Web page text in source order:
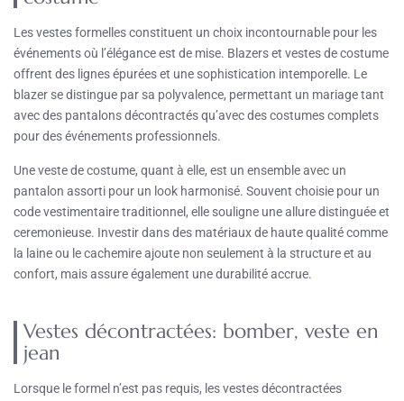
Les vestes formelles constituent un choix incontournable pour les
événements où l’élégance est de mise. Blazers et vestes de costume
offrent des lignes épurées et une sophistication intemporelle. Le
blazer se distingue par sa polyvalence, permettant un mariage tant
avec des pantalons décontractés qu’avec des costumes complets
pour des événements professionnels.
Une veste de costume, quant à elle, est un ensemble avec un
pantalon assorti pour un look harmonisé. Souvent choisie pour un
code vestimentaire traditionnel, elle souligne une allure distinguée et
ceremonieuse. Investir dans des matériaux de haute qualité comme
la laine ou le cachemire ajoute non seulement à la structure et au
confort, mais assure également une durabilité accrue.
Vestes décontractées: bomber, veste en
jean
Lorsque le formel n’est pas requis, les vestes décontractées